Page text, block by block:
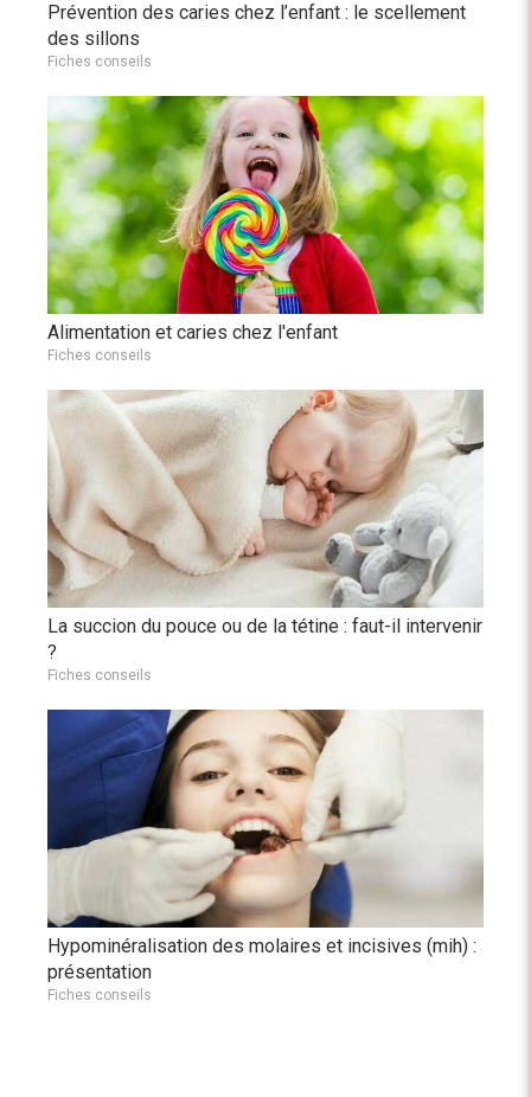
Prévention des caries chez l’enfant : le scellement
des sillons
Fiches conseils
Alimentation et caries chez l'enfant
Fiches conseils
La succion du pouce ou de la tétine : faut-il intervenir
?
Fiches conseils
Hypominéralisation des molaires et incisives (mih) :
présentation
Fiches conseils